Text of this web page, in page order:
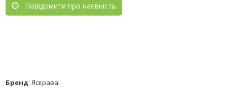
Повідомити про наявність
Бренд: Яскрава